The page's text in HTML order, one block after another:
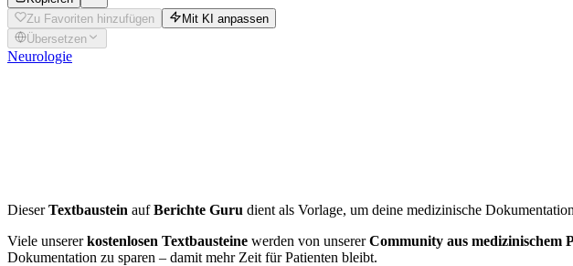
Zu Favoriten hinzufügen
Mit KI anpassen
Übersetzen
Neurologie
DieserTextbaustein aufBerichte Guru dient als Vorlage, um deine medizinische
Viele unsererkostenlosen Textbausteine werden von unsererCommunity aus medizinischem
Dokumentation zu sparen – damit mehr Zeit für Patienten bleibt.